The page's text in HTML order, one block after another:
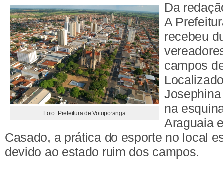
Foto: Prefeitura de Votuporanga
Da
A
recebeu
campos
na
Araguaia
Casado, a prática do esporte no local
devido ao estado ruim dos campos.